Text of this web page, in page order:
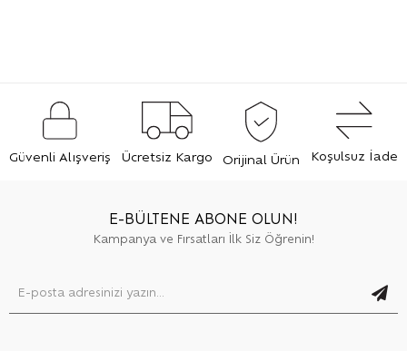
Güvenli Alışveriş Ücretsiz Kargo Orijinal Ürün Koşulsuz İade
E-BÜLTENE ABONE OLUN!
Kampanya ve Fırsatları İlk Siz Öğrenin!